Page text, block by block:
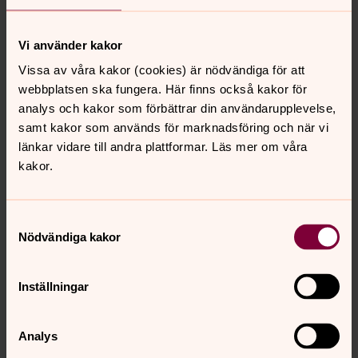
Vi använder kakor
Vissa av våra kakor (cookies) är nödvändiga för att
webbplatsen ska fungera. Här finns också kakor för
analys och kakor som förbättrar din användarupplevelse,
samt kakor som används för marknadsföring och när vi
länkar vidare till andra plattformar. Läs mer om våra
kakor.
Nödvändiga kakor
Inställningar
Analys
Sven Brolids väg 35, 414 73 Göteborg
Postadress: Box 1526, 401 50 Göteborg
Uthämtning av urnor sker hos oss och vi bokar när
anhöriga vill närvara vid kremation eller låna vårt
Du når oss på
031-731 80 80 vardagar kl 9-12 och
också skicka e-post till